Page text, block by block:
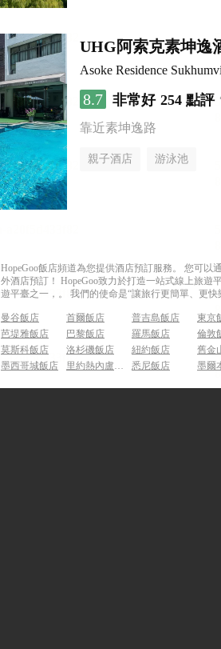
UHG阿索克素坤逸
Asoke Residence
8.7 非常好 254 點評
靠近素坤逸路
親子酒店 游泳池
HopeGoo飯店頻道為您提供酒店預訂服務。 您可
外酒店預訂！ HopeGoo致力於打造一站式線上旅
遊平臺之一，。 我們的使命是“讓旅行更簡單、更
曼谷飯店 首爾飯店 普吉島飯店
東京
芭堤雅飯店
巴黎飯店 羅馬飯店
倫敦
莫斯科飯店
洛杉磯飯店 紐約飯店
舊金
墨西哥城飯店
里約熱內盧飯店 悉尼飯店 墨爾